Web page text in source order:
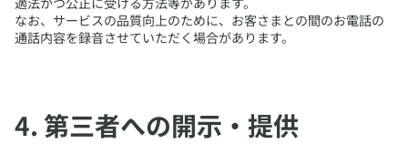
なお、サービスの品質向上のために、お客さまとの間のお電話の
通話内容を録音させていただく場合があります。
​4. 第三者への開示・提供